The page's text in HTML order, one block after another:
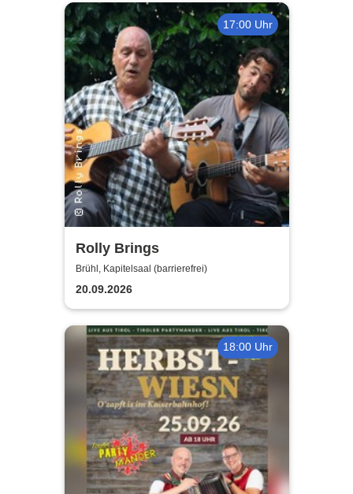
17:00 Uhr
Rolly Brings
Brühl, Kapitelsaal (barrierefrei)
20.09.2026
18:00 Uhr